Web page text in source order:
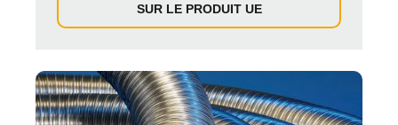
SUR LE PRODUIT UE